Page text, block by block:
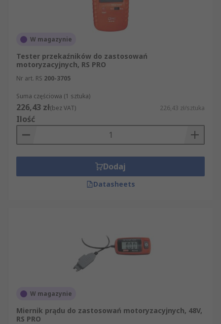
W magazynie
Tester przekaźników do zastosowań
motoryzacyjnych, RS PRO
Nr art. RS 200-3705
Suma częściowa (1 sztuka)
226,43 zł(bez VAT) 226,43 zł/sztuka
Ilość
Dodaj
Datasheets
W magazynie
Miernik prądu do zastosowań motoryzacyjnych, 48V,
RS PRO